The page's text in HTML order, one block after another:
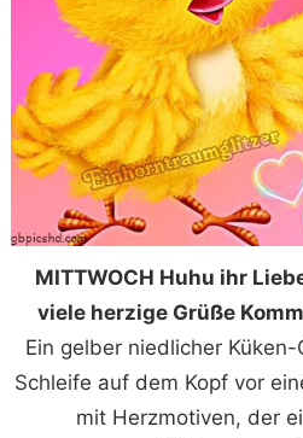
MITTWOCH Huhu ihr
viele herzige Grüße
Ein gelber niedlicher
Schleife auf dem Kopf vor
mit Herzmotiven, der